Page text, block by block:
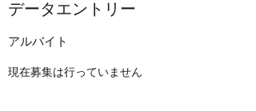
データエントリー
アルバイト
現在募集は行っていません